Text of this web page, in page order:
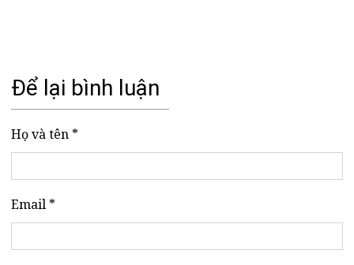
Để lại bình luận
Họ và tên *
Email *